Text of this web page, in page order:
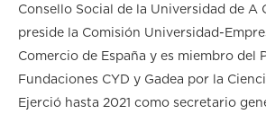
Consello Social de la Universidad de A
preside la Comisión Universidad-
Comercio de España y es miembro del
Fundaciones CYD y Gadea por la
Ejerció hasta 2021 como secretario